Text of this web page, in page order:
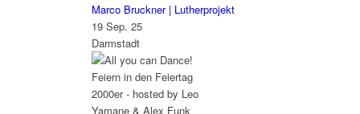
Marco Bruckner | Lutherprojekt
19 Sep. 25
Darmstadt